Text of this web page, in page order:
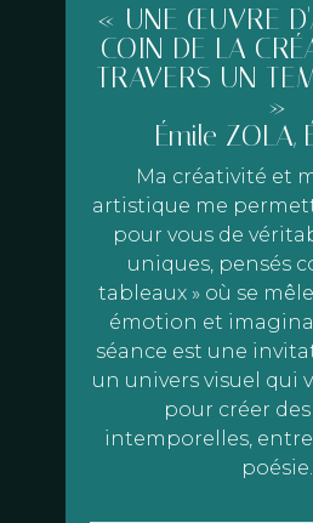
« UNE ŒUVRE
COIN DE LA
TRAVERS UN
»
Émile ZOLA,
Ma créativité et
artistique me
pour vous de
uniques, pensés
tableaux » où se
émotion et
séance est une
un univers visuel qui
pour créer
intemporelles,
poésie.